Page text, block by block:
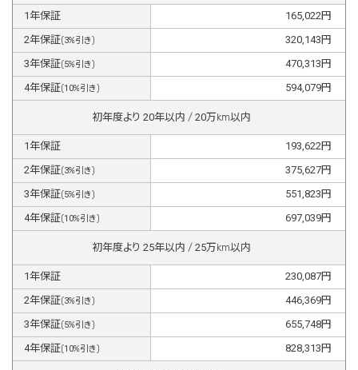
1年保証 165,022 円
2年保証(3%引き) 320,143 円
3年保証(5%引き) 470,313 円
4年保証(10%引き) 594,079円
初年度より 20年以内 / 20万km以内
1年保証 193,622 円
2年保証(3%引き) 375,627円
3年保証(5%引き) 551,823 円
4年保証(10%引き) 697,039円
初年度より 25年以内 / 25万km以内
1年保証 230,087円
2年保証(3%引き) 446,369円
3年保証(5%引き) 655,748円
4年保証(10%引き) 828,313 円